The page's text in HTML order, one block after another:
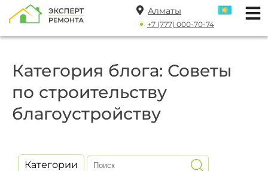
Алматы
+7 (777) 000-70-74
Категория блога: Советы
по строительству
благоустройству
Категории